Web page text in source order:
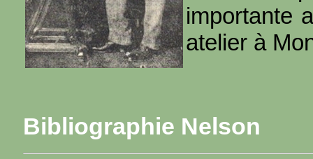
importante
atelier à
Bibliographie Nelson